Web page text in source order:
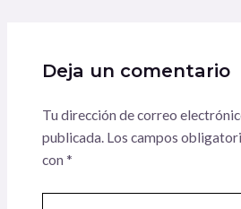
Deja un comentario
Tu dirección de correo
publicada. Los campos
con *